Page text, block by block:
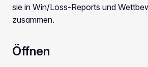
sie in Win/Loss-Reports und
zusammen.
Öffnen